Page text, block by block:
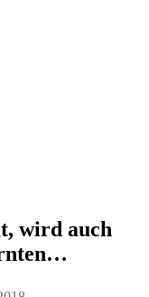
wird auch